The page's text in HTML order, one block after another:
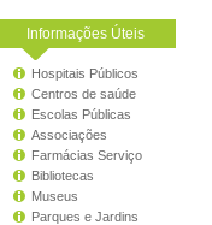
Informações Úteis
Hospitais Públicos
Centros de saúde
Escolas Públicas
Associações
Farmácias Serviço
Bibliotecas
Museus
Parques e Jardins